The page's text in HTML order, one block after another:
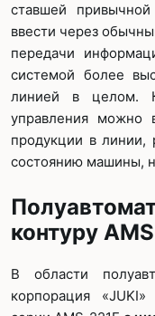
ставшей
ввести через
передачи
системой более
линией в целом.
управления можно
продукции в
состоянию машины,
контуру
В области
корпорация